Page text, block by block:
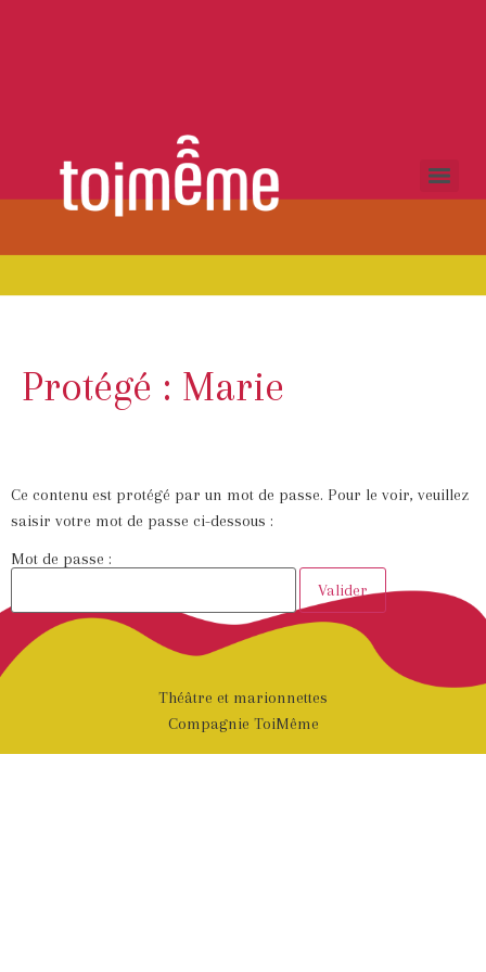
Protégé : Marie
Ce contenu est protégé par un mot de passe. Pour le voir, veuillez
saisir votre mot de passe ci-dessous :
Mot de passe :
Théâtre et marionnettes
Compagnie ToiMême